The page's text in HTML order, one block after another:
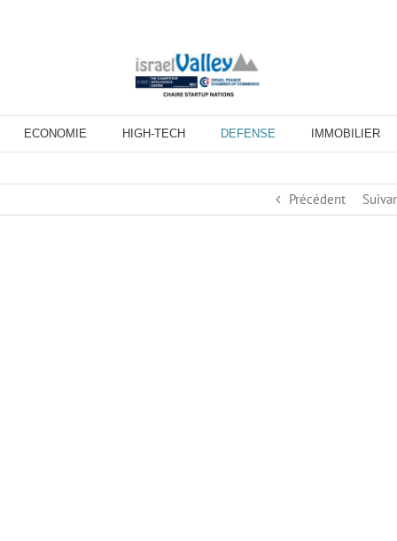
ECONOMIE HIGH-TECH DEFENSE IMMOBILIER
Précédent